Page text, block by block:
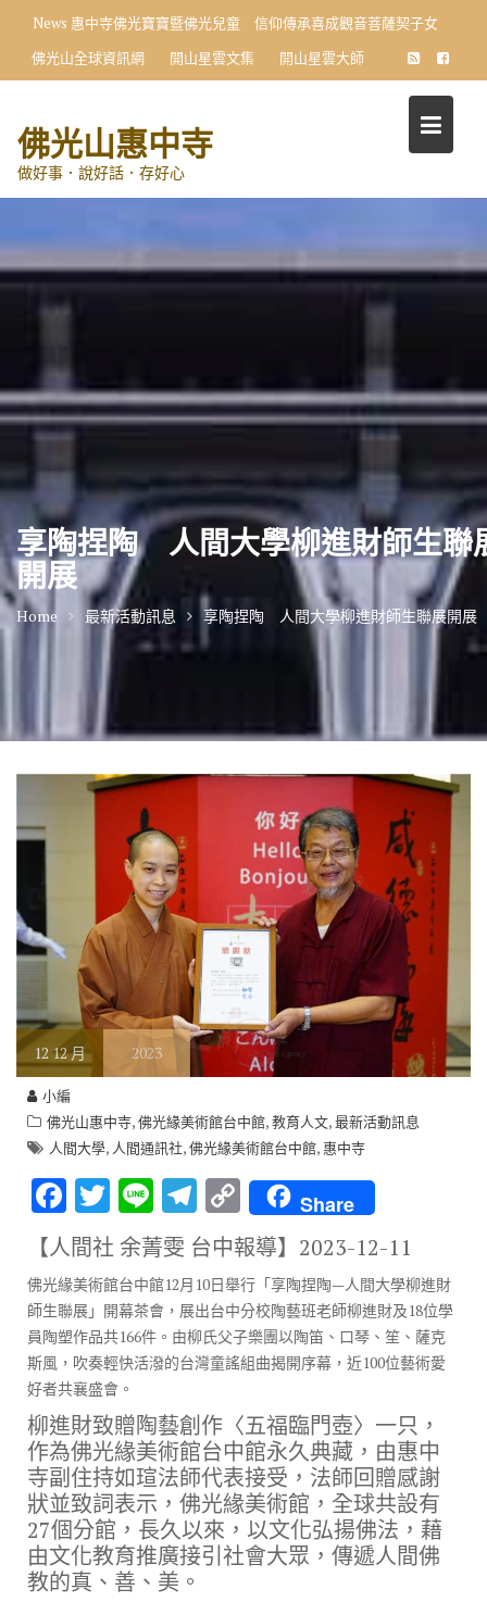
content
News 惠中寺佛光寶寶暨佛光兒童 信仰傳承喜成觀音菩薩契子女
佛光山全球資訊網
開山星雲文集 開山星雲大師
佛光山惠中寺
做好事．說好話．存好心
享陶捏陶 人間大學柳進財師生聯
開展
Home 最新活動訊息 享陶捏陶 人間大學柳進財師生聯展開展
12 12 月 2023
小編
佛光山惠中寺,佛光緣美術館台中館,教育人文,最新活動訊息
人間大學, 人間通訊社,佛光緣美術館台中館, 惠中寺
F
ac
e
b
o
o
k
T
w
it
te
r
Li
n
e
T
el
e
gr
a
m
C
o
p
y
Li
n
k
Share
【人間社 余菁雯 台中報導】 2023-12-11
佛光緣美術館台中館12月10日舉行「享陶捏陶—人間大學柳進財
師生聯展」開幕茶會，展出台中分校陶藝班老師柳進財及18位學
員陶塑作品共166件。由柳氏父子樂團以陶笛、口琴、笙、薩克
斯風，吹奏輕快活潑的台灣童謠組曲揭開序幕，近100位藝術愛
好者共襄盛會。
柳進財致贈陶藝創作〈五福臨門壺〉一只，
作為佛光緣美術館台中館永久典藏，由惠中
寺副住持如瑄法師代表接受，法師回贈感謝
狀並致詞表示，佛光緣美術館，全球共設有
27個分館，長久以來，以文化弘揚佛法，藉
由文化教育推廣接引社會大眾，傳遞人間佛
教的真、善、美。